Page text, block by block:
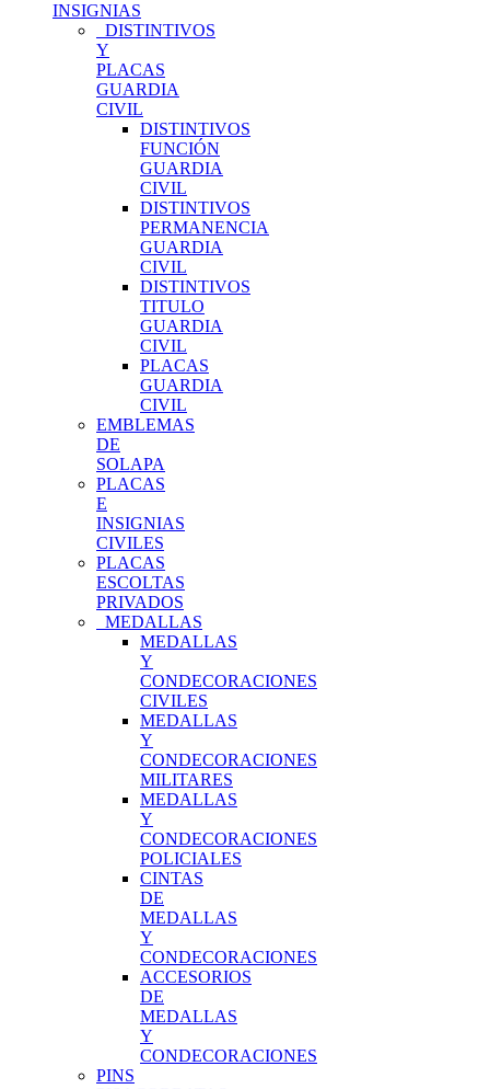
INSIGNIAS
DISTINTIVOS
Y
PLACAS
GUARDIA
CIVIL
DISTINTIVOS
FUNCIÓN
GUARDIA
CIVIL
DISTINTIVOS
PERMANENCIA
GUARDIA
CIVIL
DISTINTIVOS
TITULO
GUARDIA
CIVIL
PLACAS
GUARDIA
CIVIL
EMBLEMAS
DE
SOLAPA
PLACAS
E
INSIGNIAS
CIVILES
PLACAS
ESCOLTAS
PRIVADOS
MEDALLAS
MEDALLAS
Y
CONDECORACIONES
CIVILES
MEDALLAS
Y
CONDECORACIONES
MILITARES
MEDALLAS
Y
CONDECORACIONES
POLICIALES
CINTAS
DE
MEDALLAS
Y
CONDECORACIONES
ACCESORIOS
DE
MEDALLAS
Y
CONDECORACIONES
PINS